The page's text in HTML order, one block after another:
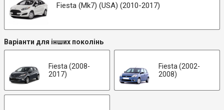
Fiesta (Mk7) (USA) (2010-2017)
Варіанти для інших поколінь
Fiesta (2008-
2017)
Fiesta (2002-
2008)